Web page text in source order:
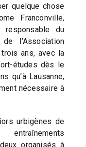
quelque chose
Franconville,
du
l’Association
ans, avec la
études dès le
qu’à Lausanne,
nécessaire à
urbigènes de
organisés à